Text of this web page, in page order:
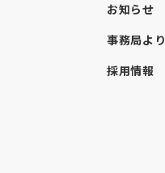
お知らせ
事務局より
採用情報